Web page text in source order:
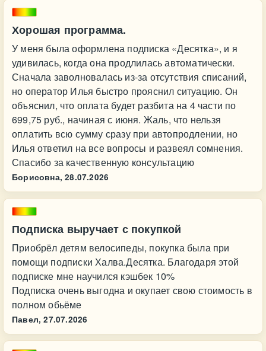
Хорошая программа.
У меня была оформлена подписка «Десятка», и я
удивилась, когда она продлилась автоматически.
Сначала заволновалась из-за отсутствия списаний,
но оператор Илья быстро прояснил ситуацию. Он
объяснил, что оплата будет разбита на 4 части по
699,75 руб., начиная с июня. Жаль, что нельзя
оплатить всю сумму сразу при автопродлении, но
Илья ответил на все вопросы и развеял сомнения.
Спасибо за качественную консультацию
Борисовна, 28.07.2026
Подписка выручает с покупкой
Приобрёл детям велосипеды, покупка была при
помощи подписки Халва.Десятка. Благодаря этой
подписке мне научился кэшбек 10%
Подписка очень выгодна и окупает свою стоимость в
полном обьёме
Павел, 27.07.2026